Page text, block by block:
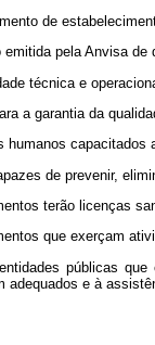
de
emitida pela Anvisa
técnica e
a garantia da
humanos
de prevenir,
terão licenças
que exerçam
públicas que
adequados e à